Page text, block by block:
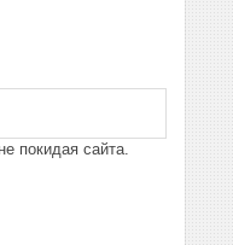
покидая сайта.